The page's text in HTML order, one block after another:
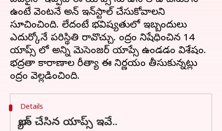
ఉంటే వెంటనే అన్ ఇన్‌స్టాల్ చేసుకోవాలని
సూచించింది. లేదంటే భవిష్యతులో ఇబ్బందులు
ఎదుర్కోనే పరిస్థితి రావొచ్చు. కేంద్రం నిషేధించిన 14
యాప్స్ లో అన్ని మెసెంజర్ యాప్సే ఉండడం విశేషం.
భద్రతా కారాణాల రీత్యా ఈ నిర్ణయం తీసుకున్నట్లు
Details
బ్యాన్ చేసిన యాప్స్ ఇవే..